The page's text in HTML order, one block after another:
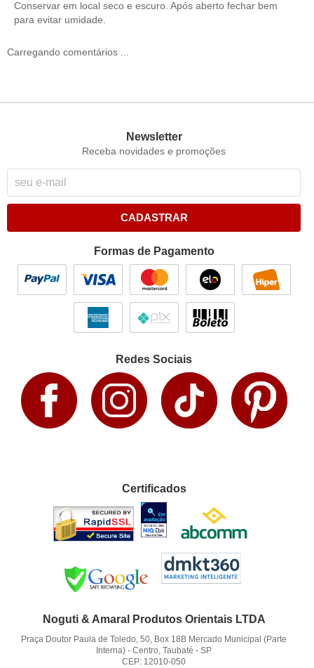
Conservar em local seco e escuro. Após aberto fechar bem
para evitar umidade.
Carregando comentários ...
Newsletter
Receba novidades e promoções
CADASTRAR
Formas de Pagamento
Redes Sociais
Certificados
Noguti & Amaral Produtos Orientais LTDA
Praça Doutor Paula de Toledo, 50, Box 18B Mercado Municipal (Parte
Interna) -Centro, Taubaté -SP
CEP: 12010-050